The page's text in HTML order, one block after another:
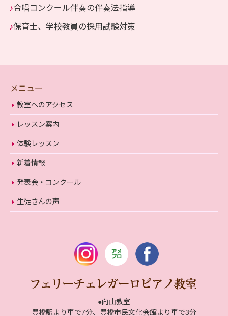
♪合唱コンクール伴奏の伴奏法指導
♪保育士、学校教員の採用試験対策
メニュー
教室へのアクセス
レッスン案内
体験レッスン
新着情報
発表会・コンクール
生徒さんの声
●向山教室
豊橋駅より車で7分、豊橋市民文化会館より車で3分